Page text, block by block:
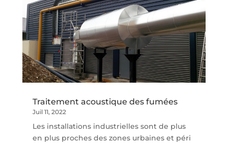
Traitement acoustique des fumées
Juil 11, 2022
Les installations industrielles sont de plus
en plus proches des zones urbaines et péri